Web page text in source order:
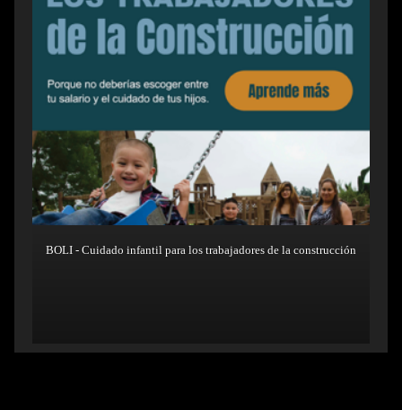
BOLI - Cuidado infantil para los trabajadores de la construcción